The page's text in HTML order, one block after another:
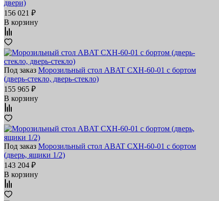
двери)
156 021 ₽
В корзину
Под заказ Морозильный стол ABAT СХН-60-01 с бортом
(дверь-стекло, дверь-стекло)
155 965 ₽
В корзину
Под заказ Морозильный стол ABAT СХН-60-01 с бортом
(дверь, ящики 1/2)
143 204 ₽
В корзину